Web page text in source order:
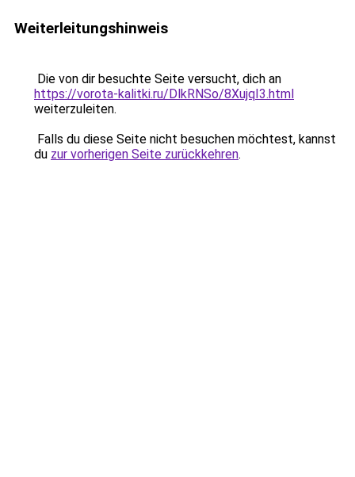
Weiterleitungshinweis
Die von dir besuchte Seite versucht, dich an
https://vorota-kalitki.ru/DlkRNSo/8XujqI3.html
weiterzuleiten.
Falls du diese Seite nicht besuchen möchtest, kannst
du zur vorherigen Seite zurückkehren.